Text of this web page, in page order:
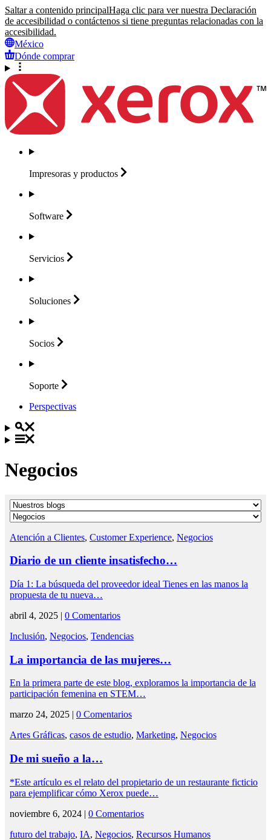
Saltar a contenido principalHaga clic para ver nuestra Declaración
de accesibilidad o contáctenos si tiene preguntas relacionadas con la
accesibilidad.
México
Dónde comprar
Impresoras y productos
Software
Servicios
Soluciones
Socios
Soporte
Perspectivas
Negocios
Atención a Clientes, Customer Experience, Negocios
Diario de un cliente insatisfecho…
Día 1: La búsqueda del proveedor ideal Tienes en las manos la
propuesta de tu nueva…
abril 4, 2025 | 0 Comentarios
Inclusión, Negocios, Tendencias
La importancia de las mujeres…
En la primera parte de este blog, exploramos la importancia de la
participación femenina en STEM…
marzo 24, 2025 | 0 Comentarios
Artes Gráficas, casos de estudio, Marketing, Negocios
De mi sueño a la…
*Este artículo es el relato del propietario de un restaurante ficticio
para ejemplificar cómo Xerox puede…
noviembre 6, 2024 | 0 Comentarios
futuro del trabajo, IA, Negocios, Recursos Humanos